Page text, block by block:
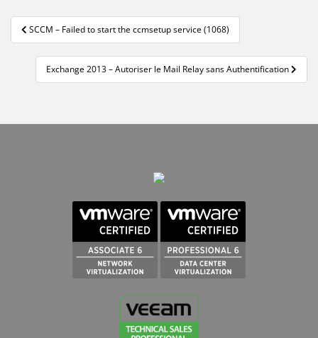
Navigation
de
l’article
SCCM – Failed to start the ccmsetup service (1068)
Exchange 2013 – Autoriser le Mail Relay sans Authentification